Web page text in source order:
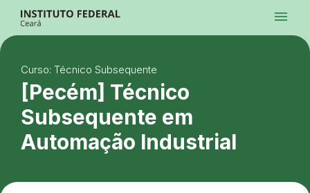
Ir para a busca
Ir para o menu principal
Ir para o conteúdo
Alto Contraste
Login da Área Administrativa
Acessibilidade
menu
Curso: Técnico Subsequente
[Pecém] Técnico
Subsequente em
Automação Industrial